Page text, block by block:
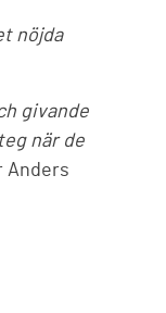
nöjda
givande
när de
Anders